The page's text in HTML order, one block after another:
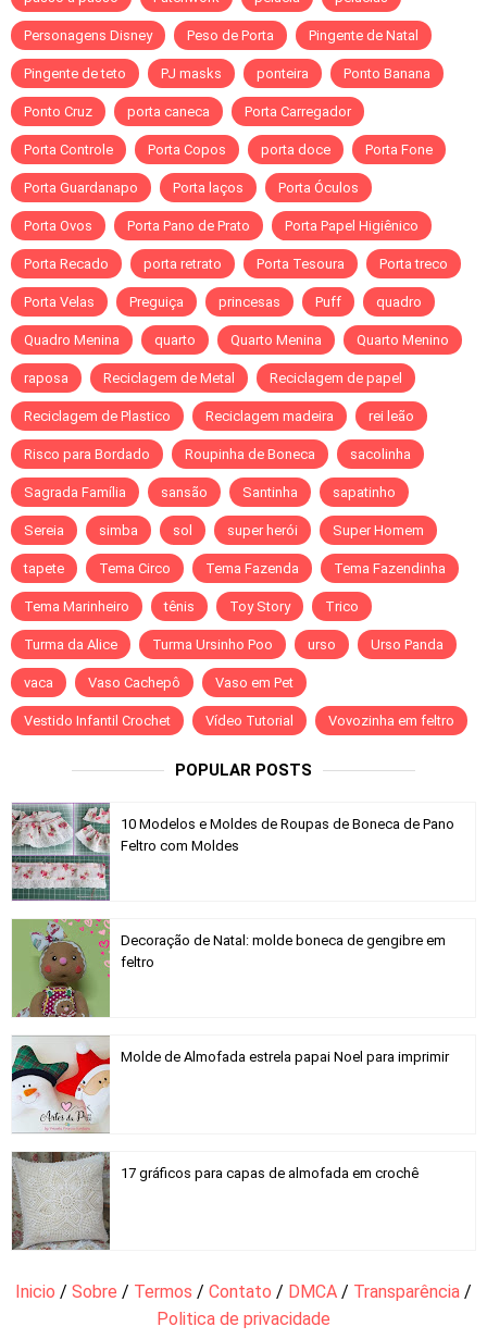
Personagens Disney Peso de Porta Pingente de Natal
Pingente de teto PJ masks ponteira Ponto Banana
Ponto Cruz porta caneca Porta Carregador
Porta Controle Porta Copos porta doce Porta Fone
Porta Guardanapo Porta laços Porta Óculos
Porta Ovos Porta Pano de Prato Porta Papel Higiênico
Porta Recado porta retrato Porta Tesoura Porta treco
Porta Velas Preguiça princesas Puff quadro
Quadro Menina quarto Quarto Menina Quarto Menino
raposa Reciclagem de Metal Reciclagem de papel
Reciclagem de Plastico Reciclagem madeira rei leão
Risco para Bordado Roupinha de Boneca sacolinha
Sagrada Família sansão Santinha sapatinho
Sereia simba sol super herói Super Homem
tapete Tema Circo Tema Fazenda Tema Fazendinha
Tema Marinheiro tênis Toy Story Trico
Turma da Alice Turma Ursinho Poo urso Urso Panda
vaca Vaso Cachepô Vaso em Pet
Vestido Infantil Crochet Vídeo Tutorial Vovozinha em feltro
POPULAR POSTS
10 Modelos e Moldes de Roupas de Boneca de Pano
Feltro com Moldes
Decoração de Natal: molde boneca de gengibre em
feltro
Molde de Almofada estrela papai Noel para imprimir
17 gráficos para capas de almofada em crochê
Inicio / Sobre / Termos / Contato / DMCA / Transparência /
Politica de privacidade